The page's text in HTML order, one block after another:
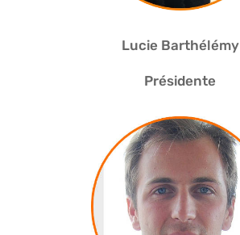
Lucie Barthélémy
Présidente